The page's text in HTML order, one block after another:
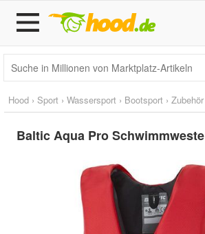
Hood › Sport › Wassersport › Bootsport › Zubehör
Baltic Aqua Pro Schwimmweste